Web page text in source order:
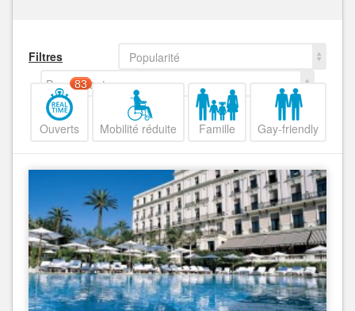
Filtres
Popularité
Decroissant
Ouverts
83
Mobilité réduite Famille Gay-friendly